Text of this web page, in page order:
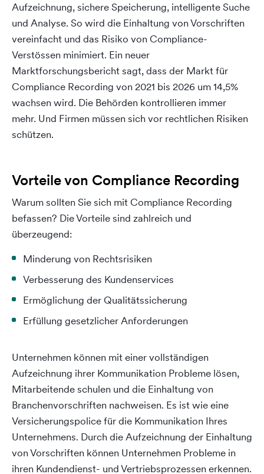
Aufzeichnung, sichere Speicherung, intelligente Suche
und Analyse. So wird die Einhaltung von Vorschriften
vereinfacht und das Risiko von Compliance-
Verstössen minimiert. Ein neuer
Marktforschungsbericht sagt, dass der Markt für
Compliance Recording von 2021 bis 2026 um 14,5%
wachsen wird. Die Behörden kontrollieren immer
mehr. Und Firmen müssen sich vor rechtlichen Risiken
schützen.
Vorteile von Compliance Recording
Warum sollten Sie sich mit Compliance Recording
befassen? Die Vorteile sind zahlreich und
überzeugend:
Minderung von Rechtsrisiken
Verbesserung des Kundenservices
Ermöglichung der Qualitätssicherung
Erfüllung gesetzlicher Anforderungen
Unternehmen können mit einer vollständigen
Aufzeichnung ihrer Kommunikation Probleme lösen,
Mitarbeitende schulen und die Einhaltung von
Branchenvorschriften nachweisen. Es ist wie eine
Versicherungspolice für die Kommunikation Ihres
Unternehmens. Durch die Aufzeichnung der Einhaltung
von Vorschriften können Unternehmen Probleme in
ihren Kundendienst- und Vertriebsprozessen erkennen.